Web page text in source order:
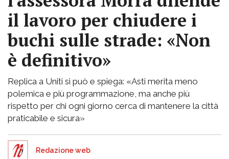
il lavoro per chiudere i
buchi sulle strade: «Non
è definitivo»
Replica a Uniti si può e spiega: «Asti merita meno
polemica e più programmazione, ma anche più
rispetto per chi ogni giorno cerca di mantenere la città
praticabile e sicura»
Redazione web